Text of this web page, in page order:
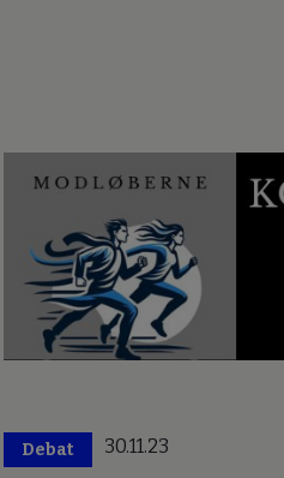
Debat 30.11.23